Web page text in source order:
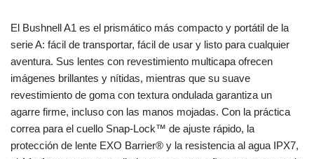
El Bushnell A1 es el prismático más compacto y portátil de la
serie A: fácil de transportar, fácil de usar y listo para cualquier
aventura. Sus lentes con revestimiento multicapa ofrecen
imágenes brillantes y nítidas, mientras que su suave
revestimiento de goma con textura ondulada garantiza un
agarre firme, incluso con las manos mojadas. Con la práctica
correa para el cuello Snap-Lock™ de ajuste rápido, la
protección de lente EXO Barrier® y la resistencia al agua IPX7,